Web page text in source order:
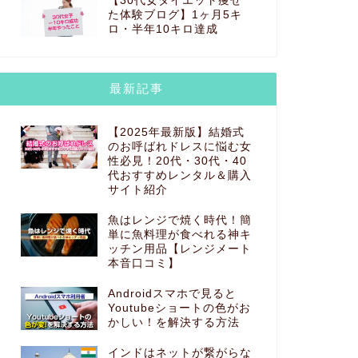
た体験ブログ】1ヶ月5キ
ロ・半年10キロ達成
最新記事
【2025年最新版】結婚式
のお呼ばれドレスに悩む女
性必見！20代・30代・40
代おすすめレンタル＆購入
サイト紹介
魚はレンジで焼く時代！簡
単に魚料理が食べれる神キ
ッチン用品【レンジメート
本音口コミ】
Androidスマホで見ると
Youtubeショートの色がお
かしい！を解決する方法
インドはネットが繋がらな